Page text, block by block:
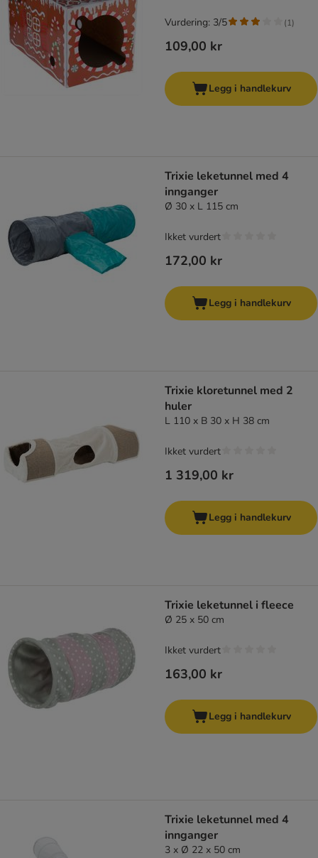
109,00 kr
Vurdering: 3/5 (1)
Legg i handlekurv
Trixie leketunnel med 4
innganger
Ø 30 x L 115 cm
172,00 kr
Ikket vurdert
Legg i handlekurv
Trixie kloretunnel med 2
huler
L 110 x B 30 x H 38 cm
1 319,00 kr
Ikket vurdert
Legg i handlekurv
Trixie leketunnel i fleece
Ø 25 x 50 cm
163,00 kr
Ikket vurdert
Legg i handlekurv
Trixie leketunnel med 4
innganger
3 x Ø 22 x 50 cm